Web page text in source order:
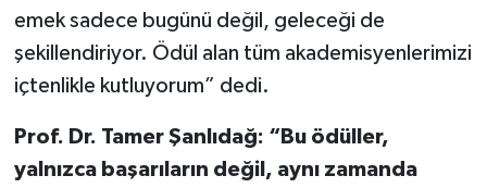
emek sadece bugünü değil, geleceği de
şekillendiriyor. Ödül alan tüm akademisyenlerimizi
içtenlikle kutluyorum” dedi.
Prof. Dr. Tamer Şanlıdağ: “Bu ödüller,
yalnızca başarıların değil, aynı zamanda